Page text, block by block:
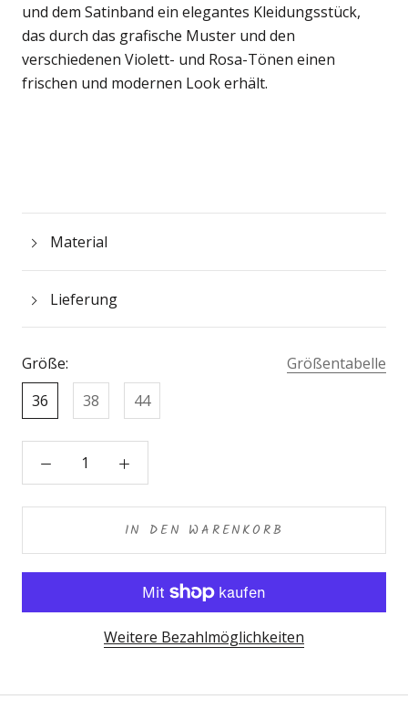
und dem Satinband ein elegantes Kleidungsstück,
das durch das grafische Muster und den
verschiedenen Violett- und Rosa-Tönen einen
frischen und modernen Look erhält.
Material
Lieferung
Größe:
Größentabelle
36
38 44
IN DEN WARENKORB
Weitere Bezahlmöglichkeiten